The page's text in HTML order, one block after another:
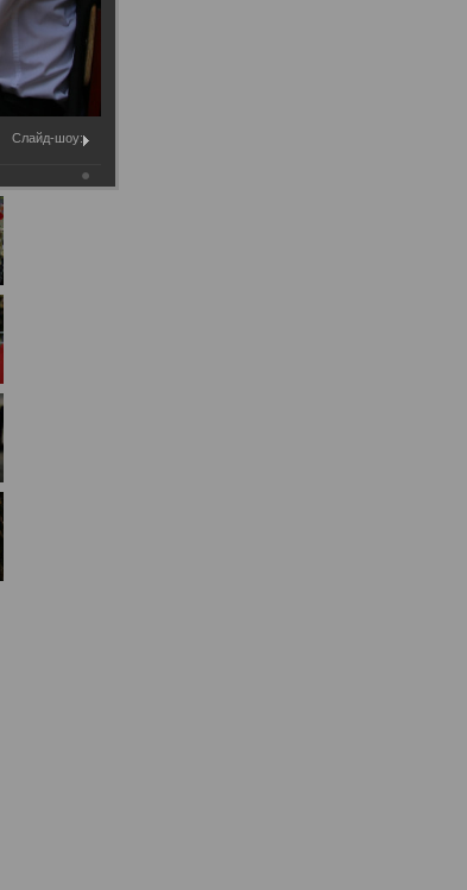
Муниципальное имущество
Муниципально-частное
Региональный государственный
Документы о выявлении
Слайд-шоу: